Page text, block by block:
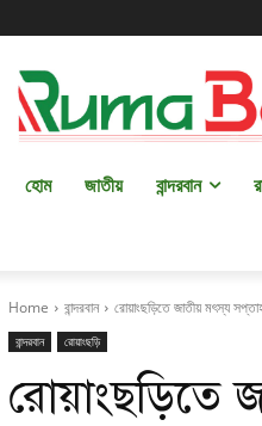
হোম জাতীয় বান্দরবান
Home বান্দরবান রোয়াংছড়িতে জাতীয় মৎস্য
বান্দরবান রোয়াংছড়ি
রোয়াংছড়িতে